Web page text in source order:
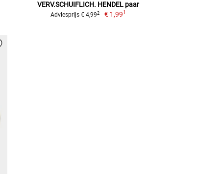
VERV.SCHUIFLICH. HENDEL paar
Adviesprijs € 4,992 € 1,991